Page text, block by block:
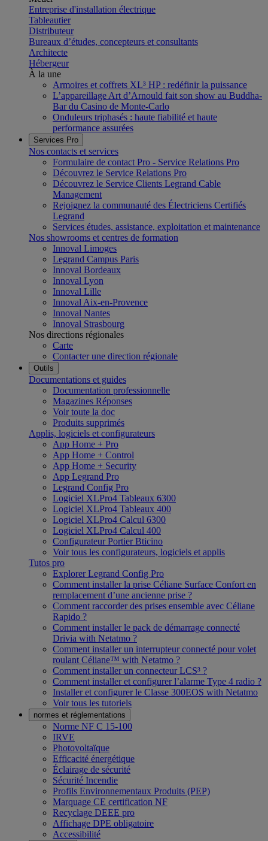
Entreprise d'installation électrique
Tableautier
Distributeur
Bureaux d’études, concepteurs et consultants
Architecte
Hébergeur
À la une
Armoires et coffrets XL³ HP : redéfinir la puissance
L’appareillage Art d’Arnould fait son show au Buddha-
Bar du Casino de Monte-Carlo
Onduleurs triphasés : haute fiabilité et haute
performance assurées
Services Pro
Nos contacts et services
Formulaire de contact Pro - Service Relations Pro
Découvrez le Service Relations Pro
Découvrez le Service Clients Legrand Cable
Management
Rejoignez la communauté des Électriciens Certifiés
Legrand
Services études, assistance, exploitation et maintenance
Nos showrooms et centres de formation
Innoval Limoges
Legrand Campus Paris
Innoval Bordeaux
Innoval Lyon
Innoval Lille
Innoval Aix-en-Provence
Innoval Nantes
Innoval Strasbourg
Nos directions régionales
Carte
Contacter une direction régionale
Outils
Documentations et guides
Documentation professionnelle
Magazines Réponses
Voir toute la doc
Produits supprimés
Applis, logiciels et configurateurs
App Home + Pro
App Home + Control
App Home + Security
App Legrand Pro
Legrand Config Pro
Logiciel XLPro4 Tableaux 6300
Logiciel XLPro4 Tableaux 400
Logiciel XLPro4 Calcul 6300
Logiciel XLPro4 Calcul 400
Configurateur Portier Bticino
Voir tous les configurateurs, logiciels et applis
Tutos pro
Explorer Legrand Config Pro
Comment installer la prise Céliane Surface Confort en
remplacement d’une ancienne prise ?
Comment raccorder des prises ensemble avec Céliane
Rapido ?
Comment installer le pack de démarrage connecté
Drivia with Netatmo ?
Comment installer un interrupteur connecté pour volet
roulant Céliane™ with Netatmo ?
Comment installer un connecteur LCS³ ?
Comment installer et configurer l’alarme Type 4 radio ?
Installer et configurer le Classe 300EOS with Netatmo
Voir tous les tutoriels
normes et réglementations
Norme NF C 15-100
IRVE
Photovoltaïque
Efficacité énergétique
Éclairage de sécurité
Sécurité Incendie
Profils Environnementaux Produits (PEP)
Marquage CE certification NF
Recyclage DEEE pro
Affichage DPE obligatoire
Accessibilité